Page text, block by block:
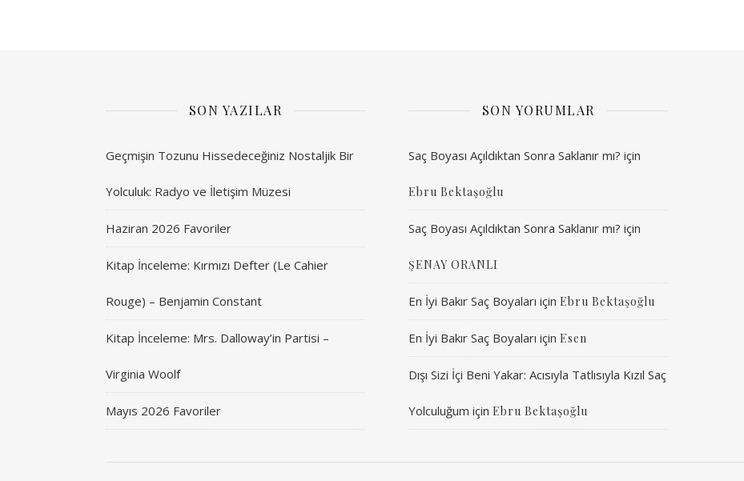
SON YAZILAR
Geçmişin Tozunu Hissedeceğiniz Nostaljik Bir
Yolculuk: Radyo ve İletişim Müzesi
Haziran 2026 Favoriler
Kitap İnceleme: Kırmızı Defter (Le Cahier
Rouge) – Benjamin Constant
Kitap İnceleme: Mrs. Dalloway’in Partisi –
Virginia Woolf
Mayıs 2026 Favoriler
SON YORUMLAR
Saç Boyası Açıldıktan Sonra Saklanır mı? için
Ebru Bektaşoğlu
Saç Boyası Açıldıktan Sonra Saklanır mı? için
ŞENAY ORANLI
En İyi Bakır Saç Boyaları için Ebru Bektaşoğlu
En İyi Bakır Saç Boyaları için Esen
Dışı Sizi İçi Beni Yakar: Acısıyla Tatlısıyla Kızıl Saç
Yolculuğum için Ebru Bektaşoğlu